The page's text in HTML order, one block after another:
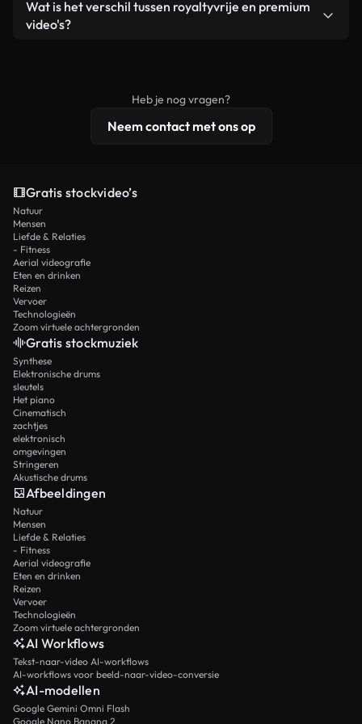
een losstaand product.
remixen. Zorg er wel voor dat het eindproduct
Wat is het verschil tussen royaltyvrije en premium
video's?
licentiebescherming omvat.
Heb je nog vragen?
Neem contact met ons op
Gratis stockvideo’s
Natuur
Mensen
Liefde & Relaties
- Fitness
Aerial videografie
Eten en drinken
Reizen
Vervoer
Technologieën
Zoom virtuele achtergronden
Gratis stockmuziek
Synthese
Elektronische drums
sleutels
Het piano
Cinematisch
zachtjes
elektronisch
omgevingen
Stringeren
Akustische drums
Afbeeldingen
Natuur
Mensen
Liefde & Relaties
- Fitness
Aerial videografie
Eten en drinken
Reizen
Vervoer
Technologieën
Zoom virtuele achtergronden
AI Workflows
Tekst-naar-video AI-workflows
AI-workflows voor beeld-naar-video-conversie
AI-modellen
Google Gemini Omni Flash
Google Nano Banana 2